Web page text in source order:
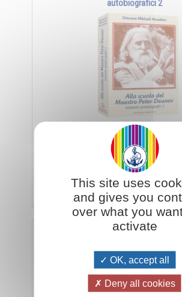
autobiografici 2
Preziosi insegnamenti per la vita
attraverso l'esperienza di
Aïvanhov come discepolo del
€ 23,00€ 21,85 Aggiungi
simboli
This site uses
and gives you
over what you
activate
OK, accept all
Deny all cookies